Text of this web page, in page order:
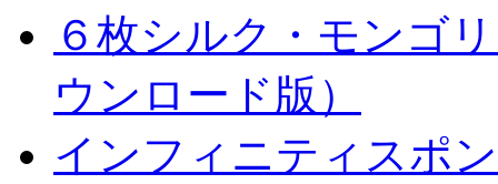
６枚シルク・モンゴ
ウンロード版）
インフィニティスポ